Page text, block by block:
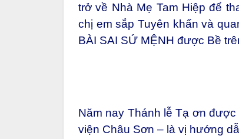
trở về Nhà Mẹ Tam Hiệp để
chị em sắp Tuyên khấn và
BÀI SAI SỨ MỆNH được Bề
Năm nay Thánh lễ Tạ ơn
viện Châu Sơn – là vị hướng